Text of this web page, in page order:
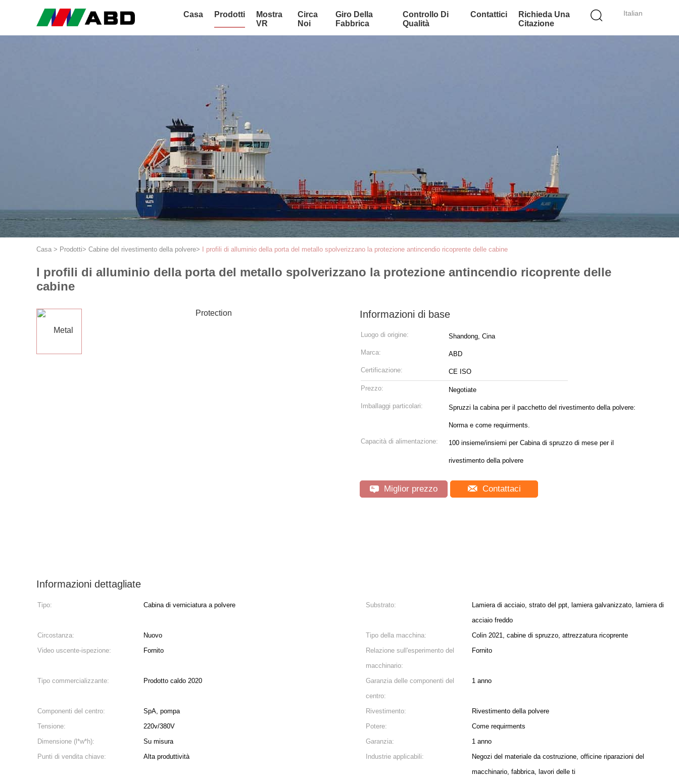
Italian
Casa Prodotti
Mostra
VR
Circa
Noi
Giro Della
Fabbrica
Controllo Di
Qualità
Contattici
Richieda Una
Citazione
Casa > Prodotti> Cabine del rivestimento della polvere> I profili di alluminio della porta del metallo spolverizzano la protezione antincendio ricoprente delle cabine
I profili di alluminio della porta del metallo spolverizzano la protezione antincendio ricoprente delle
cabine
Informazioni di base
Luogo di origine: Shandong, Cina
Marca: ABD
Certificazione: CE ISO
Prezzo: Negotiate
Imballaggi particolari: Spruzzi la cabina per il pacchetto del rivestimento della polvere:
Norma e come requirments.
Capacità di alimentazione: 100 insieme/insiemi per Cabina di spruzzo di mese per il
rivestimento della polvere
Miglior prezzo Contattaci
Informazioni dettagliate
Tipo: Cabina di verniciatura a polvere Substrato:
Lamiera di acciaio, strato del ppt, lamiera galvanizzato, lamiera di
acciaio freddo
Circostanza:
Nuovo Tipo della macchina:
Colin 2021, cabine di spruzzo, attrezzatura ricoprente
Video uscente-ispezione:
Fornito
Relazione sull'esperimento del
macchinario:
Fornito
Tipo commercializzante: Prodotto caldo 2020
Garanzia delle componenti del
centro:
1 anno
Componenti del centro: SpA, pompa Rivestimento:
Rivestimento della polvere
Tensione:
220v/380V Potere:
Come requirments
Dimensione (l*w*h):
Su misura Garanzia:
1 anno
Punti di vendita chiave:
Alta produttività Industrie applicabili:
Negozi del materiale da costruzione, officine riparazioni del
macchinario, fabbrica, lavori delle ti